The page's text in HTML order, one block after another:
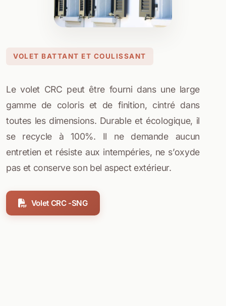
VOLET BATTANT ET COULISSANT
Le volet CRC peut être fourni dans une large
gamme de coloris et de finition, cintré dans
toutes les dimensions. Durable et écologique, il
se recycle à 100%. Il ne demande aucun
entretien et résiste aux intempéries, ne s’oxyde
pas et conserve son bel aspect extérieur.
Volet CRC -SNG